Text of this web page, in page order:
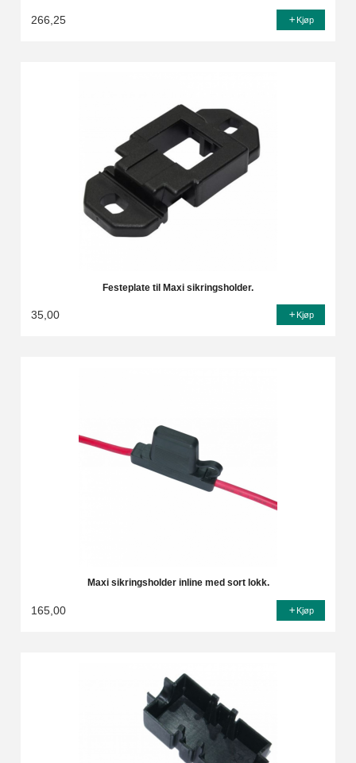
266,25 Kjøp
Festeplate til Maxi sikringsholder.
35,00 Kjøp
Maxi sikringsholder inline med sort lokk.
165,00 Kjøp